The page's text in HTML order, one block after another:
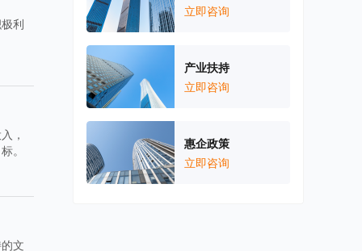
利
，
。
文
立即咨询
产业扶持
立即咨询
惠企政策
立即咨询